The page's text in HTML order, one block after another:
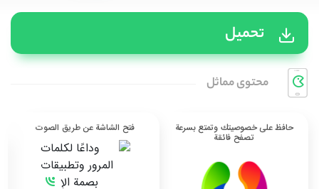
تحميل
محتوی مماثل
حافظ على خصوصيتك وتمتع بسرعة
تصفح فائقة
فتح الشاشة عن طريق الصوت